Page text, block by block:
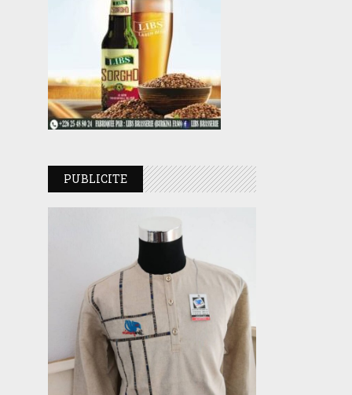
PUBLICITE